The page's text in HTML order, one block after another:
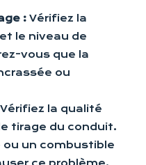
: Vérifiez la
le niveau de
vous que la
ou
Vérifiez la qualité
tirage du conduit.
un combustible